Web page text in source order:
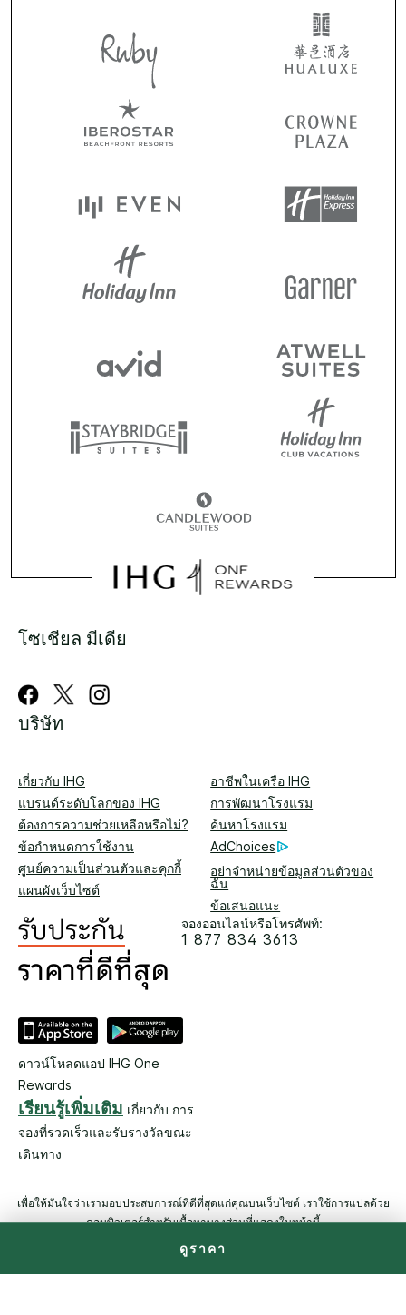
ดูราคา
โซเชียล มีเดีย
บริษัท
เกี่ยวกับ IHG
อาชีพในเครือ IHG
แบรนด์ระดับโลกของ IHG
การพัฒนาโรงแรม
ต้องการความช่วยเหลือหรือไม่?
ค้นหาโรงแรม
ข้อกำหนดการใช้งาน
AdChoices
ศูนย์ความเป็นส่วนตัวและคุกกี้
อย่าจำหน่ายข้อมูลส่วนตัวของ
ฉัน
แผนผังเว็บไซต์
ข้อเสนอแนะ
จองออนไลน์หรือโทรศัพท์:
1 877 834 3613
ดาวน์โหลดแอป IHG One
Rewards
เรียนรู้เพิ่มเติม เกี่ยวกับ การ
จองที่รวดเร็วและรับรางวัลขณะ
เดินทาง
เพื่อให้มั่นใจว่าเรามอบประสบการณ์ที่ดีที่สุดแก่คุณบนเว็บไซต์ เราใช้การแปลด้วย
คอมพิวเตอร์สำหรับเนื้อหาบางส่วนที่แสดงในหน้านี้
© 2026 IHG สงวนลิขสิทธิ์ โรงแรมส่วนใหญ่ถือกรรมสิทธิ์ และดำเนิน